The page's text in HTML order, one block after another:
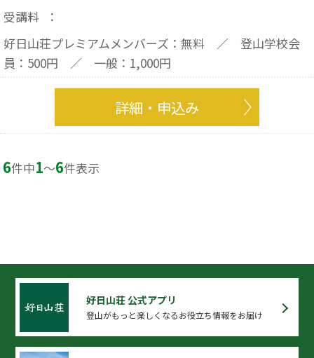
受講料
：
好日山荘プレミアムメンバーズ：無料 ／ 登山学校会
員：500円 ／ 一般：1,000円
詳細・申込み
6件中1〜6件表示
好日山荘 公式アプリ
登山がもっと楽しくなるお役立ち情報をお届け